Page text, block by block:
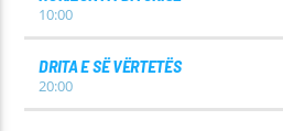
10:00
DRITA E SË VËRTETËS
20:00